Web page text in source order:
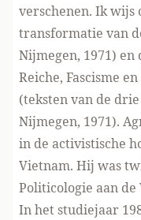
verschenen. Ik wijs
transformatie van
Nijmegen, 1971)
Reiche, Fascisme
(teksten van de
Nijmegen, 1971).
in de activistische
Vietnam. Hij was
Politicologie aan
In het studiejaar